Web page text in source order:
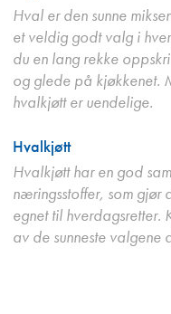
Hval er den sunne
et veldig godt valg i
du en lang rekke
og glede på kjøkkenet.
hvalkjøtt er uendelige.
Hvalkjøtt
Hvalkjøtt har en god
næringsstoffer, som gjør
egnet til hverdagsretter.
av de sunneste valgene